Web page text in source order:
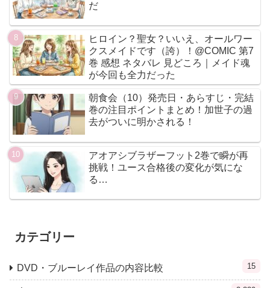
だ
ヒロイン？聖女？いいえ、オールワー
クスメイドです（誇）！@COMIC 第7
巻 感想 ネタバレ 見どころ｜メイド魂
が今回も全力だった
朝食会（10）発売日・あらすじ・完結
巻の注目ポイントまとめ！加世子の過
去がついに明かされる！
アオアシブラザーフット2巻で瞬が再
挑戦！ユース合格後の変化が気にな
る…
カテゴリー
DVD・ブルーレイ作品の内容比較 15